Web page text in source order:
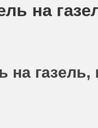
на
на газель,